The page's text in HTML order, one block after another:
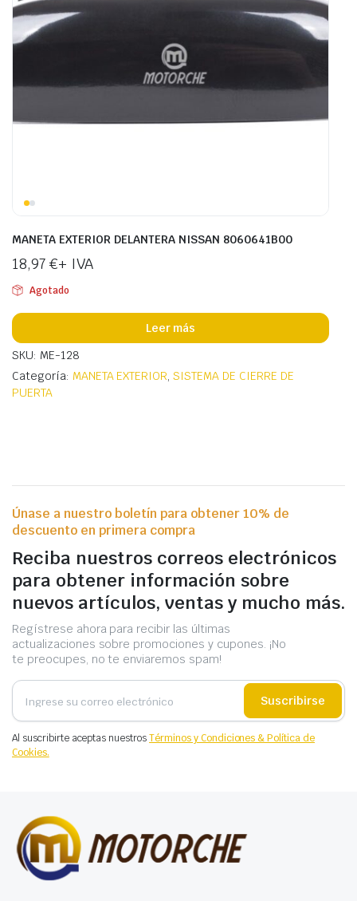
MANETA EXTERIOR DELANTERA NISSAN 8060641B00
18,97 €+ IVA
Agotado
Leer más
SKU: ME-128
Categoría: MANETA EXTERIOR,SISTEMA DE CIERRE DE
PUERTA
Únase a nuestro boletín para obtener 10% de
descuento en primera compra
Reciba nuestros correos electrónicos
para obtener información sobre
nuevos artículos, ventas y mucho más.
Regístrese ahora para recibir las últimas
actualizaciones sobre promociones y cupones. ¡No
te preocupes, no te enviaremos spam!
Suscribirse
Al suscribirte aceptas nuestrosTérminos y Condiciones & Política de
Cookies.